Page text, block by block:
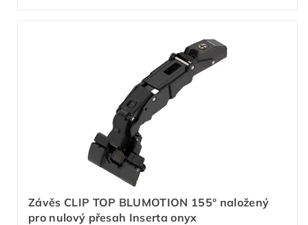
Závěs CLIP TOP BLUMOTION 155° naložený
pro nulový přesah Inserta onyx